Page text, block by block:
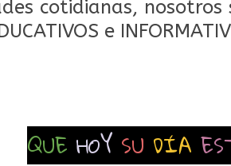
cotidianas,
e
QUE HOY SU DÍA